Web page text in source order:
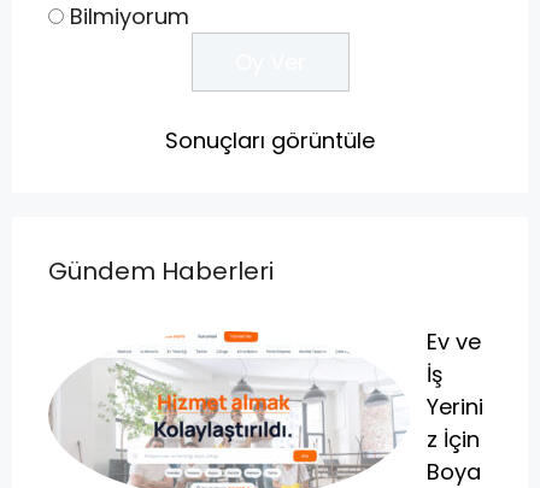
Bilmiyorum
Sonuçları görüntüle
Gündem Haberleri
Ev ve
İş
Yerini
z İçin
Boya